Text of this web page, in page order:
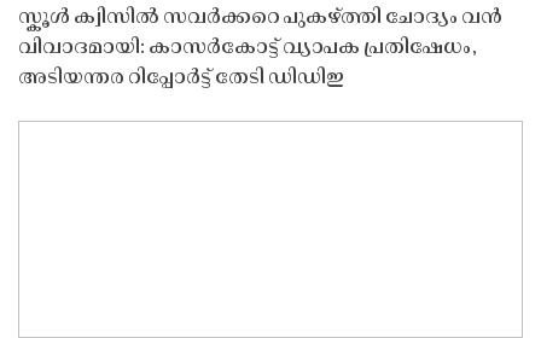
സ്കൂൾ ക്വിസിൽ സവർക്കറെ പുകഴ്ത്തി ചോദ്യം വൻ
വിവാദമായി: കാസർകോട്ട് വ്യാപക പ്രതിഷേധം,
അടിയന്തര റിപ്പോർട്ട് തേടി ഡിഡിഇ